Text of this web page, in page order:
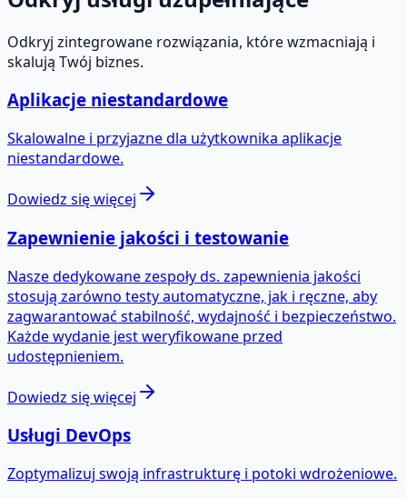
Odkryj zintegrowane rozwiązania, które wzmacniają i
skalują Twój biznes.
Aplikacje niestandardowe
Skalowalne i przyjazne dla użytkownika aplikacje
niestandardowe.
Dowiedz się więcej
Zapewnienie jakości i testowanie
Nasze dedykowane zespoły ds. zapewnienia jakości
stosują zarówno testy automatyczne, jak i ręczne, aby
zagwarantować stabilność, wydajność i bezpieczeństwo.
Każde wydanie jest weryfikowane przed
udostępnieniem.
Dowiedz się więcej
Usługi DevOps
Zoptymalizuj swoją infrastrukturę i potoki wdrożeniowe.